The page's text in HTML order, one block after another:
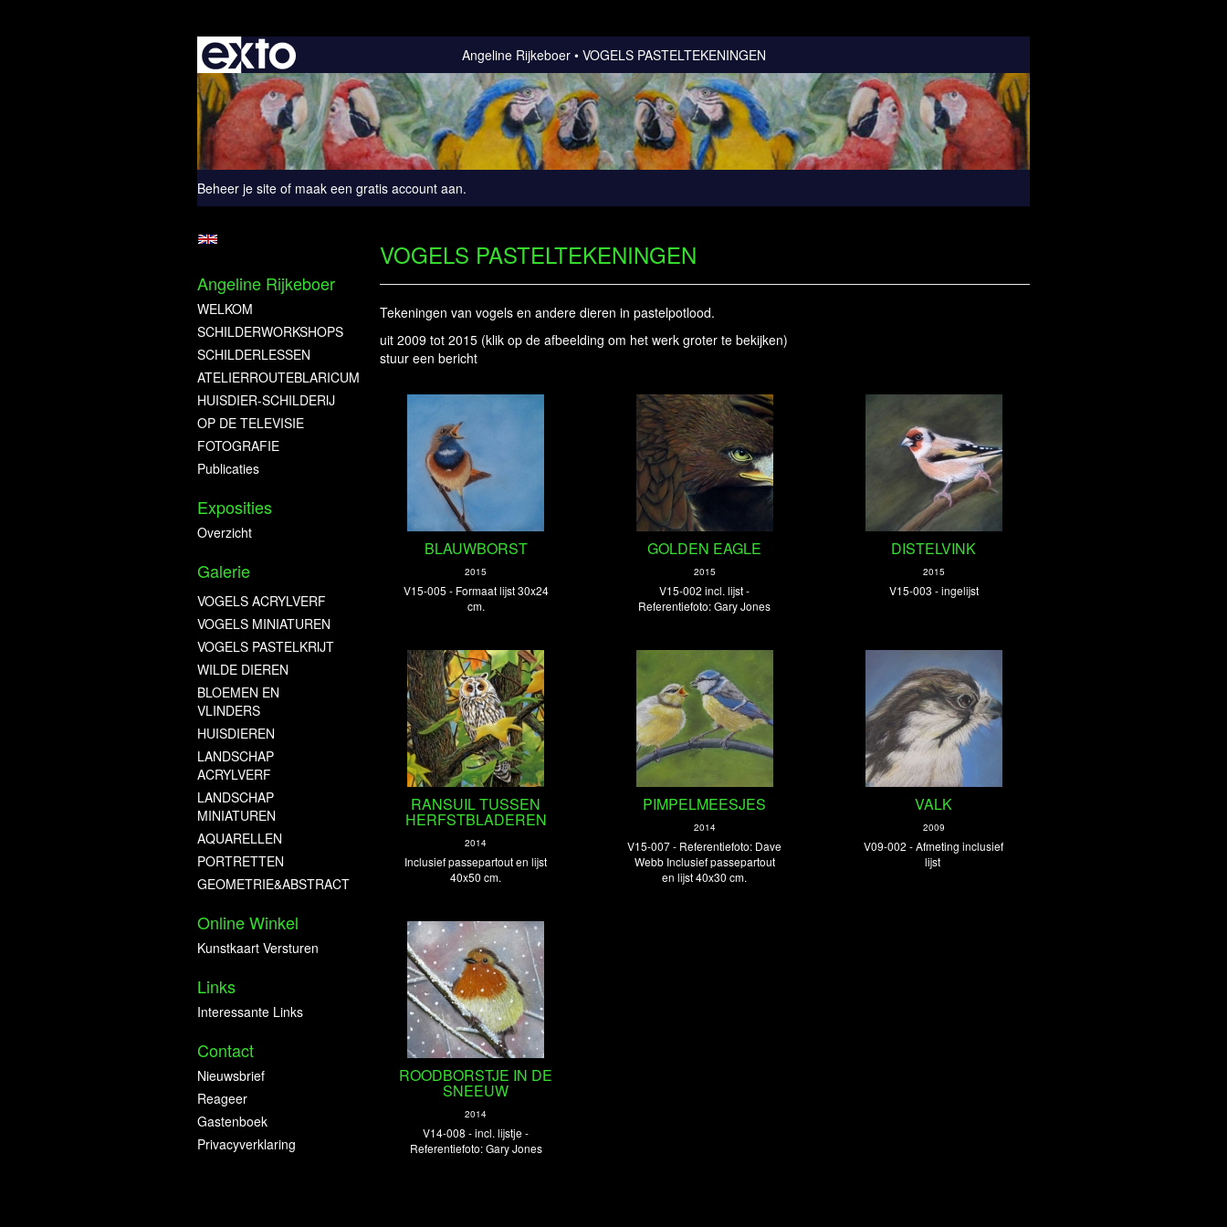
Angeline Rijkeboer VOGELS PASTELTEKENINGEN
Beheer je site of maak een gratis account aan.
VOGELS PASTELTEKENINGEN
Tekeningen van vogels en andere dieren in pastelpotlood.
uit 2009 tot 2015 (klik op de afbeelding om het werk groter te bekijken)
stuur een bericht
BLAUWBORST
2015
V15-005 - Formaat lijst 30x24
cm.
GOLDEN EAGLE
2015
V15-002 incl. lijst -
Referentiefoto: Gary Jones
DISTELVINK
2015
V15-003 - ingelijst
RANSUIL TUSSEN
HERFSTBLADEREN
2014
Inclusief passepartout en lijst
40x50 cm.
PIMPELMEESJES
2014
V15-007 - Referentiefoto: Dave
Webb Inclusief passepartout
en lijst 40x30 cm.
VALK
2009
V09-002 - Afmeting inclusief
lijst
ROODBORSTJE IN DE
SNEEUW
2014
V14-008 - incl. lijstje -
Referentiefoto: Gary Jones
Angeline Rijkeboer
WELKOM
SCHILDERWORKSHOPS
SCHILDERLESSEN
ATELIERROUTEBLARICUM
HUISDIER-SCHILDERIJ
OP DE TELEVISIE
FOTOGRAFIE
Publicaties
Exposities
Overzicht
Galerie
VOGELS ACRYLVERF
VOGELS MINIATUREN
VOGELS PASTELKRIJT
WILDE DIEREN
BLOEMEN EN
VLINDERS
HUISDIEREN
LANDSCHAP
ACRYLVERF
LANDSCHAP
MINIATUREN
AQUARELLEN
PORTRETTEN
GEOMETRIE&ABSTRACT
Online Winkel
Kunstkaart Versturen
Links
Interessante Links
Contact
Nieuwsbrief
Reageer
Gastenboek
Privacyverklaring